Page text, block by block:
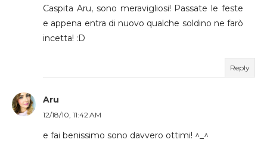
Caspita Aru, sono meravigliosi! Passate le feste
e appena entra di nuovo qualche soldino ne farò
incetta! :D
Reply
Aru
12/18/10, 11:42 AM
e fai benissimo sono davvero ottimi! ^_^